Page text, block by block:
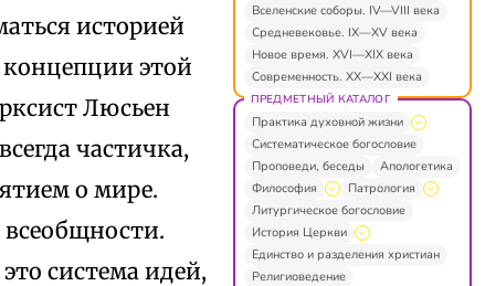
историей
этой
Люсьен
частичка,
о мире.
всеобщности.
система идей,
Вселенские соборы. IV—VIII века
Средневековье. IX—XV века
Новое время. XVI—XIX века
Современность. XX—XXI века
ПРЕДМЕТНЫЙ КАТАЛОГ
Практика духовной жизни
Систематическое богословие
Проповеди, беседы
Апологетика
Философия
Патрология
Литургическое богословие
История Церкви
Единство и разделения христиан
Религиоведение